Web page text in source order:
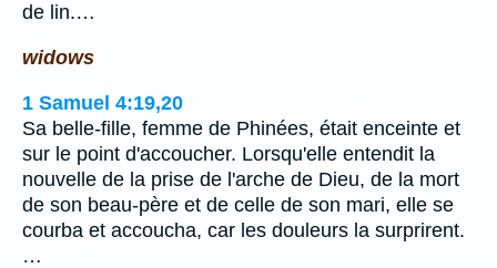
de lin.…
widows
1 Samuel 4:19,20
Sa belle-fille, femme de Phinées, était enceinte et
sur le point d'accoucher. Lorsqu'elle entendit la
nouvelle de la prise de l'arche de Dieu, de la mort
de son beau-père et de celle de son mari, elle se
courba et accoucha, car les douleurs la surprirent.
…